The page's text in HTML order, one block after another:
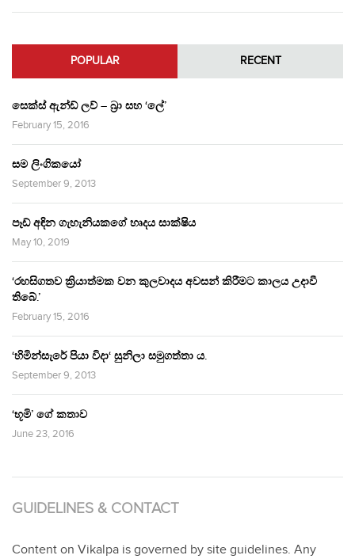
POPULAR RECENT
සෙක්ස් ඇන්ඩ් ලව් – බ්‍රා සහ ‘ලේ’
February 15, 2016
සම ලිංගිකයෝ
September 9, 2013
පෑඩ් අඳින ගැහැනියකගේ හෘදය සාක්ෂිය
May 10, 2019
‘රහසිගතව ක්‍රියාත්මක වන කුලවාදය අවසන් කිරීමට කාලය උදාවී
තිබේ.’
February 15, 2016
‘හිමින්සැරේ පියා විදා‘ සුනිලා සමුගත්තා ය.
September 9, 2013
‘භූමි’ ගේ කතාව
June 23, 2016
GUIDELINES & CONTACT
Content on Vikalpa is governed by site guidelines. Any